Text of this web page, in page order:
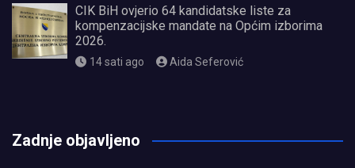
CIK BiH ovjerio 64 kandidatske liste za
kompenzacijske mandate na Općim izborima
2026.
14 sati ago Aida Seferović
Zadnje objavljeno